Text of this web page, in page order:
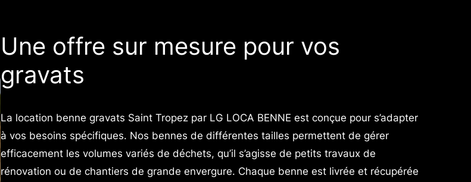
Une offre sur mesure pour vos
gravats
La location benne gravats Saint Tropez par LG LOCA BENNE est conçue pour s’adapter
à vos besoins spécifiques. Nos bennes de différentes tailles permettent de gérer
efficacement les volumes variés de déchets, qu’il s’agisse de petits travaux de
rénovation ou de chantiers de grande envergure. Chaque benne est livrée et récupérée